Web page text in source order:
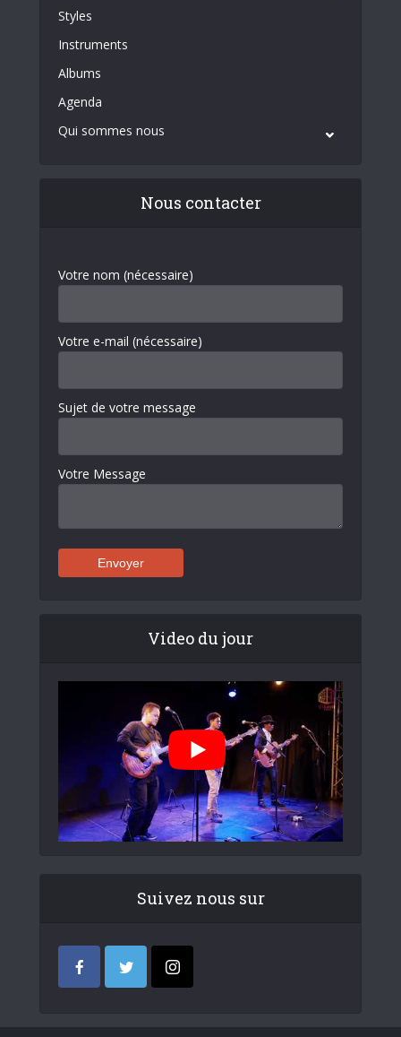
Styles
Instruments
Albums
Agenda
Qui sommes nous
Nous contacter
Votre nom (nécessaire)
Votre e-mail (nécessaire)
Sujet de votre message
Votre Message
Video du jour
Suivez nous sur